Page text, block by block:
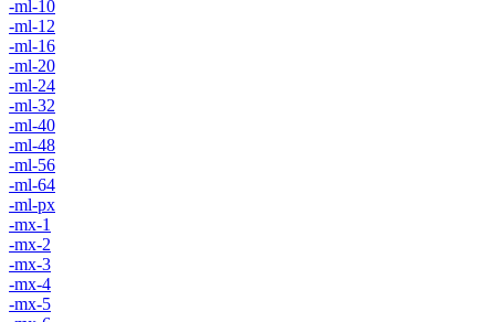
-ml-10
-ml-12
-ml-16
-ml-20
-ml-24
-ml-32
-ml-40
-ml-48
-ml-56
-ml-64
-ml-px
-mx-1
-mx-2
-mx-3
-mx-4
-mx-5